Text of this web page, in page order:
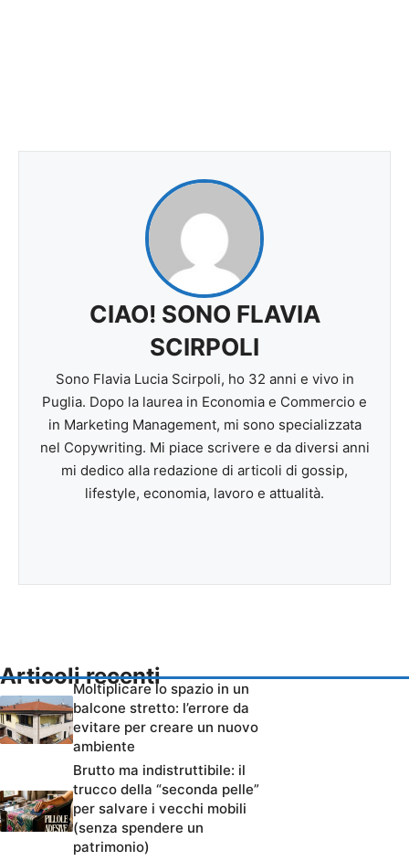
CIAO! SONO FLAVIA
SCIRPOLI
Sono Flavia Lucia Scirpoli, ho 32 anni e vivo in
Puglia. Dopo la laurea in Economia e Commercio e
in Marketing Management, mi sono specializzata
nel Copywriting. Mi piace scrivere e da diversi anni
mi dedico alla redazione di articoli di gossip,
lifestyle, economia, lavoro e attualità.
Articoli recenti
Moltiplicare lo spazio in un
balcone stretto: l’errore da
evitare per creare un nuovo
ambiente
Brutto ma indistruttibile: il
trucco della “seconda pelle”
per salvare i vecchi mobili
(senza spendere un
patrimonio)